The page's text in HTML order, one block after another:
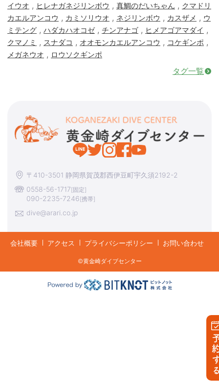
予
イウオ , ヒレナガネジリンボウ , 真鯛のだいちゃん , クマドリ
カエルアンコウ , カミソリウオ , ネジリンボウ , カスザメ , ウ
ミテング , ハダカハオコゼ, チンアナゴ , ヒメアゴアマダイ ,
クマノミ , スナダコ , オオモンカエルアンコウ , コケギンポ ,
メガネウオ , ロウソクギンポ
タグ一覧
〒410-3501 静岡県賀茂郡西伊豆町宇久須2192-2
0558-56-1717[固定]
090-2235-7246[携帯]
dive@arari.co.jp
会社概要 アクセス プライバシーポリシー お問い合わせ
©︎黄金崎ダイブセンター